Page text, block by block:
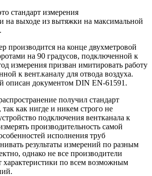
стандарт измерения
на выходе из вытяжки на максимальной
производится на конце двухметровой
на 90 градусов, подключенной к
измерения призван имитировать работу
к вент.каналу для отвода воздуха.
описан документом DIN EN-61591.
получил стандарт
как нигде и никем строго не
подключения вентканала к
производительность самой
исполнения труб
результаты измерений по разным
однако не все производители
характеристики по всем возможным